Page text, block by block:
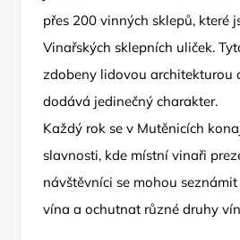
přes 200 vinných sklepů, které
Vinařských sklepních uliček.
zdobeny lidovou architekturou
dodává jedinečný charakter.
Každý rok se v Mutěnicích
slavnosti, kde místní vinaři
návštěvníci se mohou
vína a ochutnat různé druhy